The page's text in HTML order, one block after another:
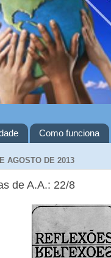
Como funciona
AGOSTO DE 2013
de A.A.: 22/8